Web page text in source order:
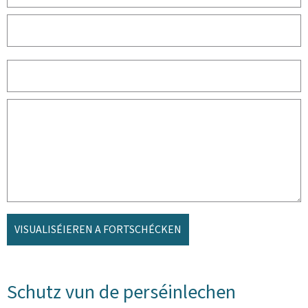
VISUALISÉIEREN A FORTSCHÉCKEN
Schutz vun de perséinlechen